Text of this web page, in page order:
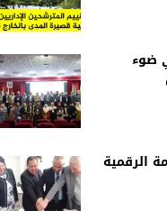
ضوء
الرقمية